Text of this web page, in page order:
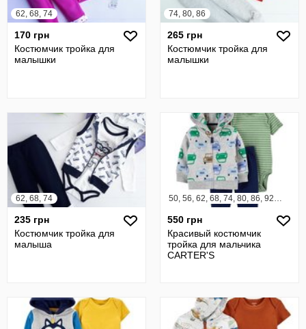
62, 68, 74
170 грн
Костюмчик тройка для
малышки
74, 80, 86
265 грн
Костюмчик тройка для
малышки
62, 68, 74
235 грн
Костюмчик тройка для
малыша
50, 56, 62, 68, 74, 80, 86, 92, 98
550 грн
Красивый костюмчик
тройка для мальчика
CARTER'S